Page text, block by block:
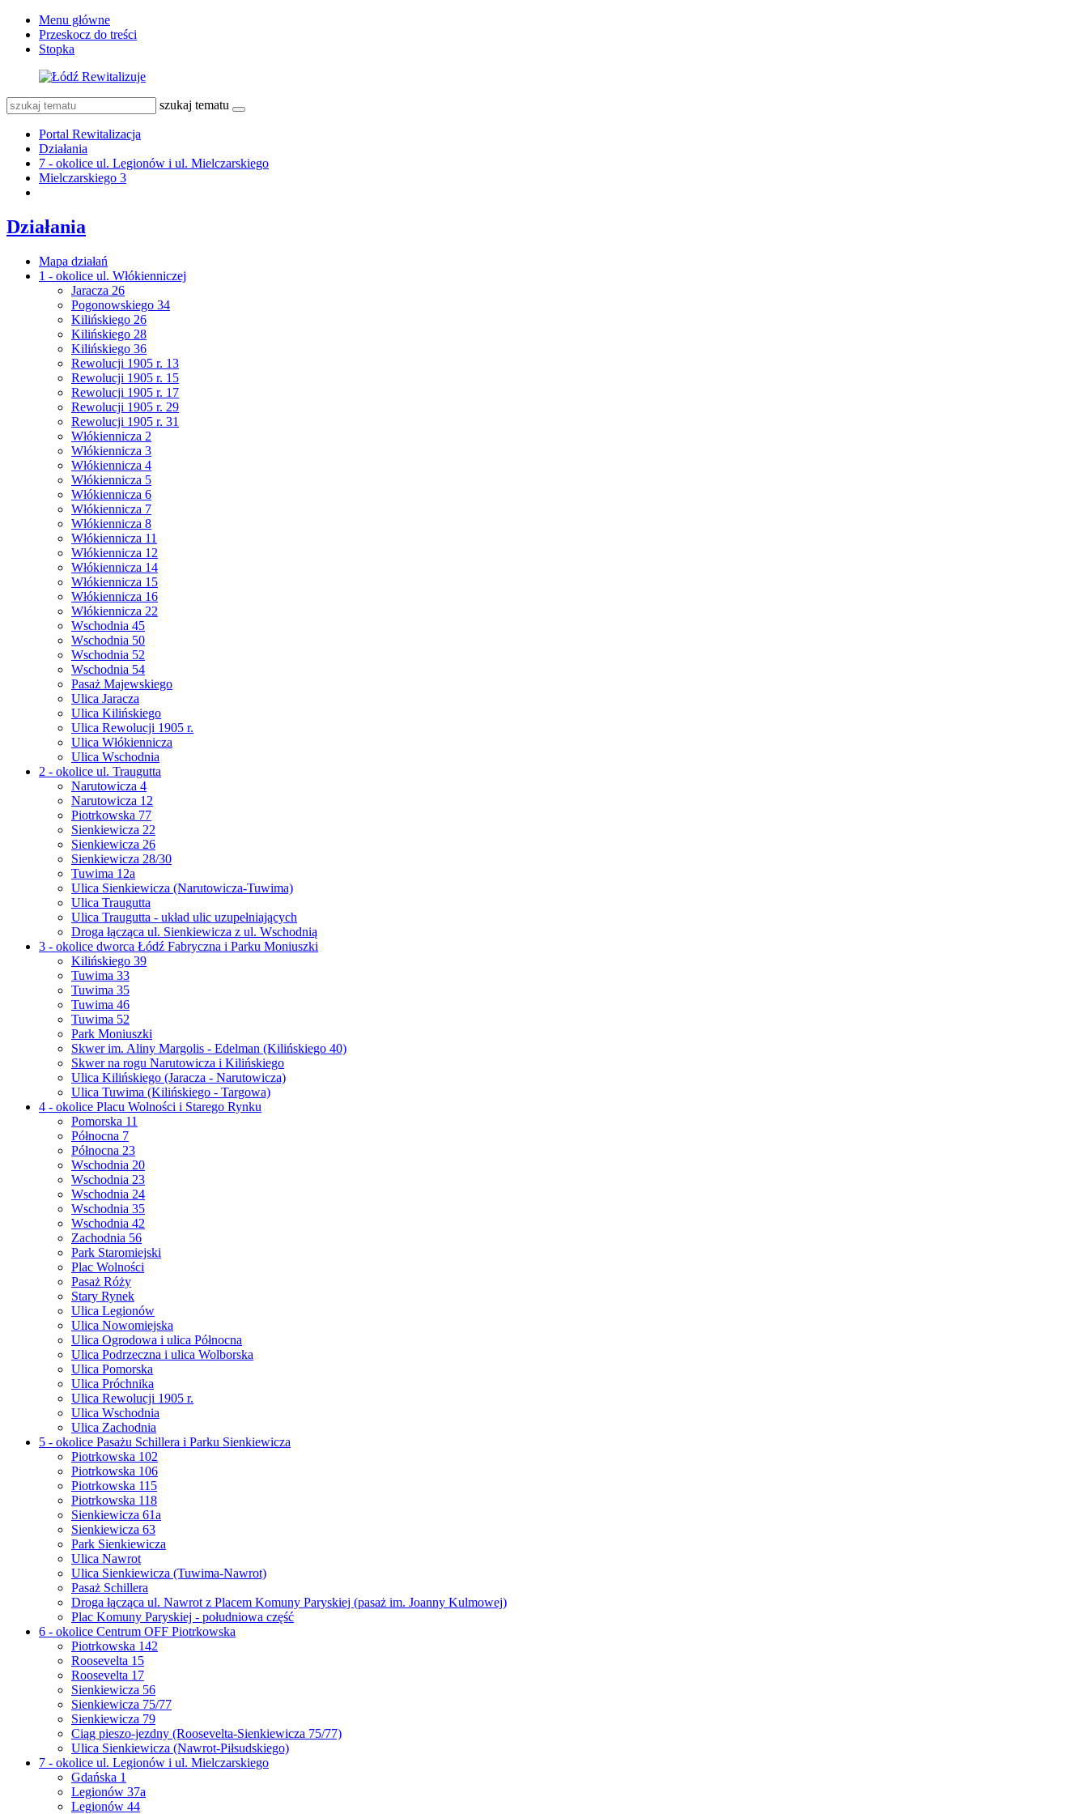
Menu główne
Przeskocz do treści
Stopka
szukaj tematu
Portal Rewitalizacja
Działania
7 - okolice ul. Legionów i ul. Mielczarskiego
Mielczarskiego 3
Działania
Mapa działań
1 - okolice ul. Włókienniczej
Jaracza 26
Pogonowskiego 34
Kilińskiego 26
Kilińskiego 28
Kilińskiego 36
Rewolucji 1905 r. 13
Rewolucji 1905 r. 15
Rewolucji 1905 r. 17
Rewolucji 1905 r. 29
Rewolucji 1905 r. 31
Włókiennicza 2
Włókiennicza 3
Włókiennicza 4
Włókiennicza 5
Włókiennicza 6
Włókiennicza 7
Włókiennicza 8
Włókiennicza 11
Włókiennicza 12
Włókiennicza 14
Włókiennicza 15
Włókiennicza 16
Włókiennicza 22
Wschodnia 45
Wschodnia 50
Wschodnia 52
Wschodnia 54
Pasaż Majewskiego
Ulica Jaracza
Ulica Kilińskiego
Ulica Rewolucji 1905 r.
Ulica Włókiennicza
Ulica Wschodnia
2 - okolice ul. Traugutta
Narutowicza 4
Narutowicza 12
Piotrkowska 77
Sienkiewicza 22
Sienkiewicza 26
Sienkiewicza 28/30
Tuwima 12a
Ulica Sienkiewicza (Narutowicza-Tuwima)
Ulica Traugutta
Ulica Traugutta - układ ulic uzupełniających
Droga łącząca ul. Sienkiewicza z ul. Wschodnią
3 - okolice dworca Łódź Fabryczna i Parku Moniuszki
Kilińskiego 39
Tuwima 33
Tuwima 35
Tuwima 46
Tuwima 52
Park Moniuszki
Skwer im. Aliny Margolis - Edelman (Kilińskiego 40)
Skwer na rogu Narutowicza i Kilińskiego
Ulica Kilińskiego (Jaracza - Narutowicza)
Ulica Tuwima (Kilińskiego - Targowa)
4 - okolice Placu Wolności i Starego Rynku
Pomorska 11
Północna 7
Północna 23
Wschodnia 20
Wschodnia 23
Wschodnia 24
Wschodnia 35
Wschodnia 42
Zachodnia 56
Park Staromiejski
Plac Wolności
Pasaż Róży
Stary Rynek
Ulica Legionów
Ulica Nowomiejska
Ulica Ogrodowa i ulica Północna
Ulica Podrzeczna i ulica Wolborska
Ulica Pomorska
Ulica Próchnika
Ulica Rewolucji 1905 r.
Ulica Wschodnia
Ulica Zachodnia
5 - okolice Pasażu Schillera i Parku Sienkiewicza
Piotrkowska 102
Piotrkowska 106
Piotrkowska 115
Piotrkowska 118
Sienkiewicza 61a
Sienkiewicza 63
Park Sienkiewicza
Ulica Nawrot
Ulica Sienkiewicza (Tuwima-Nawrot)
Pasaż Schillera
Droga łącząca ul. Nawrot z Placem Komuny Paryskiej (pasaż im. Joanny Kulmowej)
Plac Komuny Paryskiej - południowa część
6 - okolice Centrum OFF Piotrkowska
Piotrkowska 142
Roosevelta 15
Roosevelta 17
Sienkiewicza 56
Sienkiewicza 75/77
Sienkiewicza 79
Ciąg pieszo-jezdny (Roosevelta-Sienkiewicza 75/77)
Ulica Sienkiewicza (Nawrot-Piłsudskiego)
7 - okolice ul. Legionów i ul. Mielczarskiego
Gdańska 1
Legionów 37a
Legionów 44